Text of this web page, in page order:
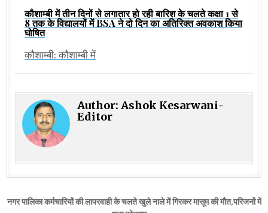
कौशाम्बी में तीन दिनों से लगातार हो रही बारिश के चलते कक्षा 1 से
8 तक के विद्यालयों में BSA ने दो दिन का अतिरिक्त अवकाश किया
घोषित
कौशाम्बी: कौशाम्बी में
Author:Ashok Kesarwani-
Editor
Post
नगर पालिका कर्मचारियों की लापरवाही के चलते खुले नाले में गिरकर मासूम की मौत,परिजनों में